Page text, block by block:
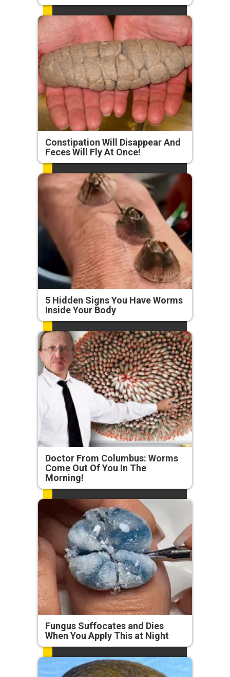
Constipation Will Disappear And
Feces Will Fly At Once!
5 Hidden Signs You Have Worms
Inside Your Body
Doctor From Columbus: Worms
Come Out Of You In The
Morning!
Fungus Suffocates and Dies
When You Apply This at Night